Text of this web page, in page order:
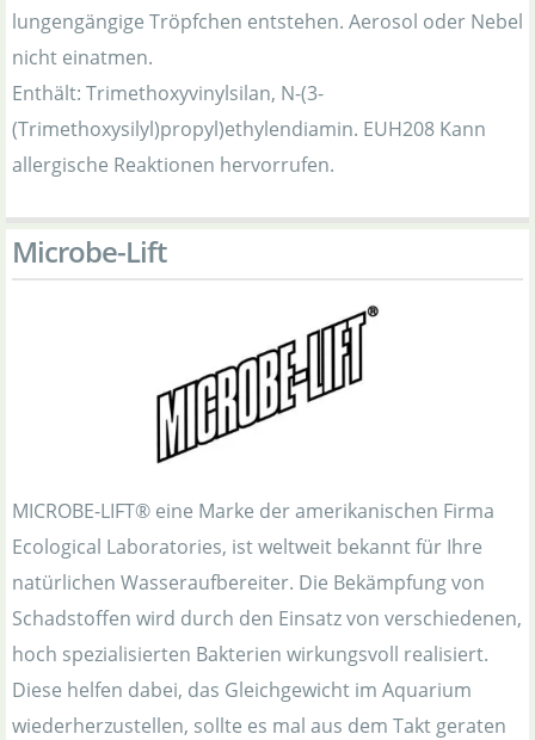
lungengängige Tröpfchen entstehen. Aerosol oder Nebel
nicht einatmen.
Enthält: Trimethoxyvinylsilan, N-(3-
(Trimethoxysilyl)propyl)ethylendiamin. EUH208 Kann
allergische Reaktionen hervorrufen.
Microbe-Lift
MICROBE-LIFT® eine Marke der amerikanischen Firma
Ecological Laboratories, ist weltweit bekannt für Ihre
natürlichen Wasseraufbereiter. Die Bekämpfung von
Schadstoffen wird durch den Einsatz von verschiedenen,
hoch spezialisierten Bakterien wirkungsvoll realisiert.
Diese helfen dabei, das Gleichgewicht im Aquarium
wiederherzustellen, sollte es mal aus dem Takt geraten